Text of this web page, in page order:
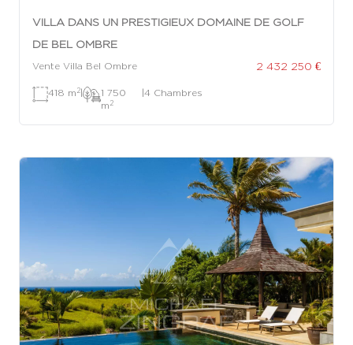
VILLA DANS UN PRESTIGIEUX DOMAINE DE GOLF
DE BEL OMBRE
Vente Villa Bel Ombre 2 432 250 €
418 m 2|
1 750
m 2
|4 Chambres